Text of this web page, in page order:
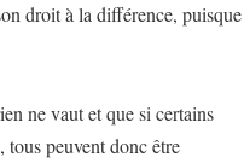
droit à la différence, puisque
ne vaut et que si certains
tous peuvent donc être